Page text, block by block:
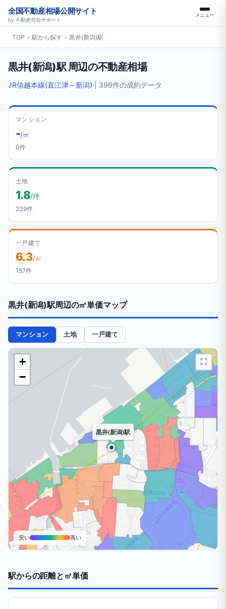
全国不動産相場公開サイト
by 不動産売却サポート
メニュー
TOP › 駅から探す › 黒井(新潟)駅
黒井(新潟)駅 周辺の不動産相場
JR信越本線(直江津～新潟) | 396件の成約データ
マンション
-/㎡
0件
土地
1.8/坪
239件
一戸建て
6.3/㎡
157件
黒井(新潟)駅周辺の㎡単価マップ
マンション 土地 一戸建て
黒井(新潟)駅
+
−
⛶
安い 高い
駅からの距離と㎡単価